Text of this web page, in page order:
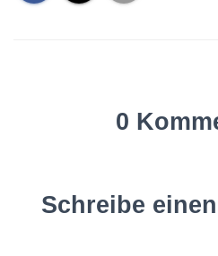
0
Schreibe